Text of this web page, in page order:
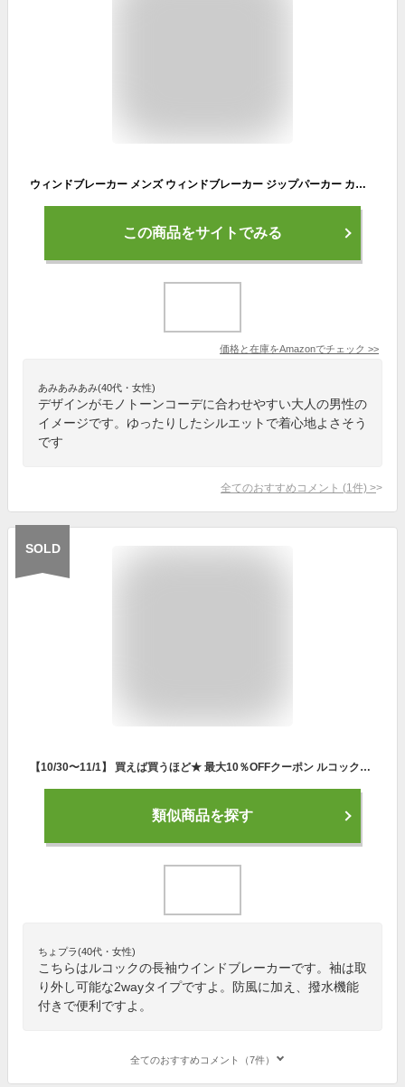
ウィンドブレーカー メンズ ウィンドブレーカー ジップパーカー カモフラ柄 フード付き 軽量 防風 マウンテンジャケット アウトドア OU052 (WHITEQZ1002,L)
この商品をサイトでみる
価格と在庫をAmazonでチェック >>
あみあみあみ(40代・女性)
デザインがモノトーンコーデに合わせやすい大人の男性の
イメージです。ゆったりしたシルエットで着心地よさそう
です
全てのおすすめコメント (1 件) >
SOLD
【10/30〜11/1】 買えば買うほど★ 最大10％OFFクーポン ルコックゴルフ ゴルフ 長袖 ウインドブレーカー ヒートナビ素材採用 袖取り外し可能 2WAYブルゾン (QGMQJK01) コート ブルゾン メンズ le coq GOLF
類似商品を探す
ちょプラ(40代・女性)
こちらはルコックの長袖ウインドブレーカーです。袖は取
り外し可能な2wayタイプですよ。防風に加え、撥水機能
付きで便利ですよ。
全てのおすすめコメント（7件）